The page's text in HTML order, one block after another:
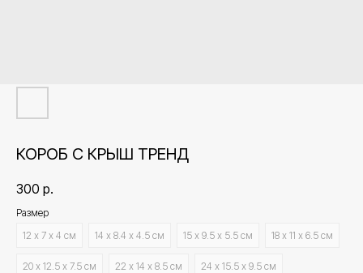
КОРОБ С КРЫШ ТРЕНД
300 р.
Размер
12 х 7 х 4 см
14 х 8.4 х 4.5 см 15 х 9.5 х 5.5 см 18 х 11 х 6.5 см
20 х 12.5 х 7.5 см 22 х 14 х 8.5 см 24 х 15.5 х 9.5 см